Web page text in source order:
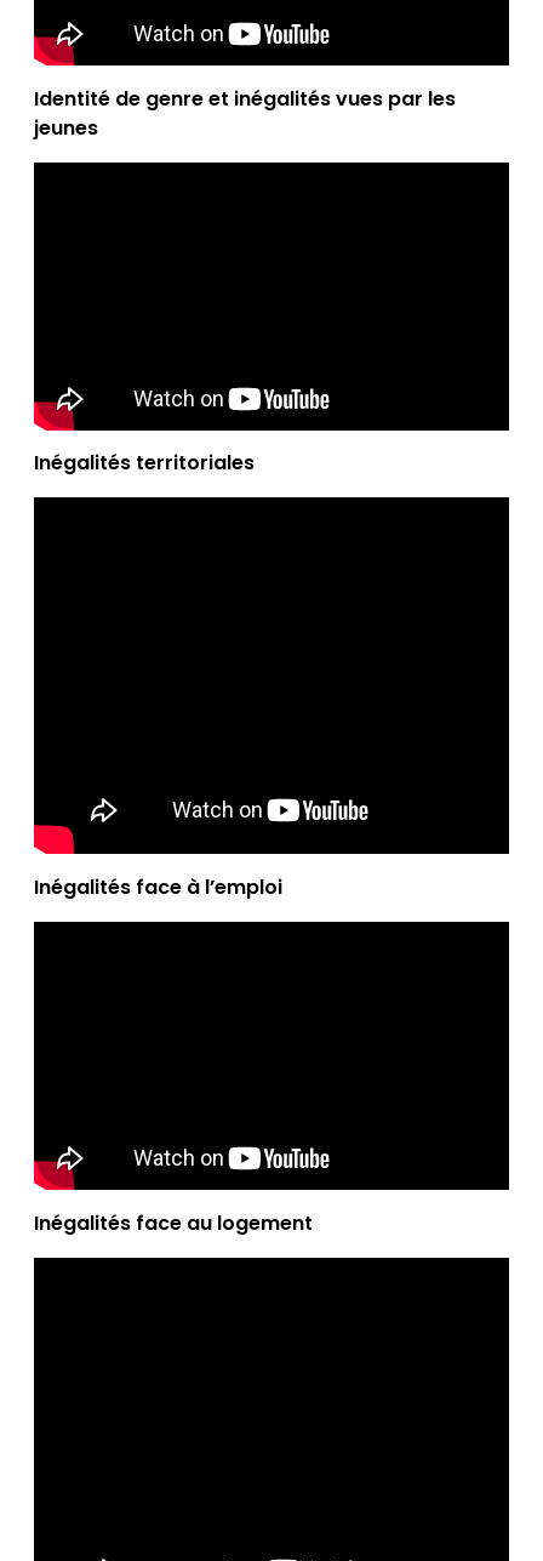
Identité de genre et inégalités vues par les
jeunes
Inégalités territoriales
Inégalités face à l’emploi
Inégalités face au logement